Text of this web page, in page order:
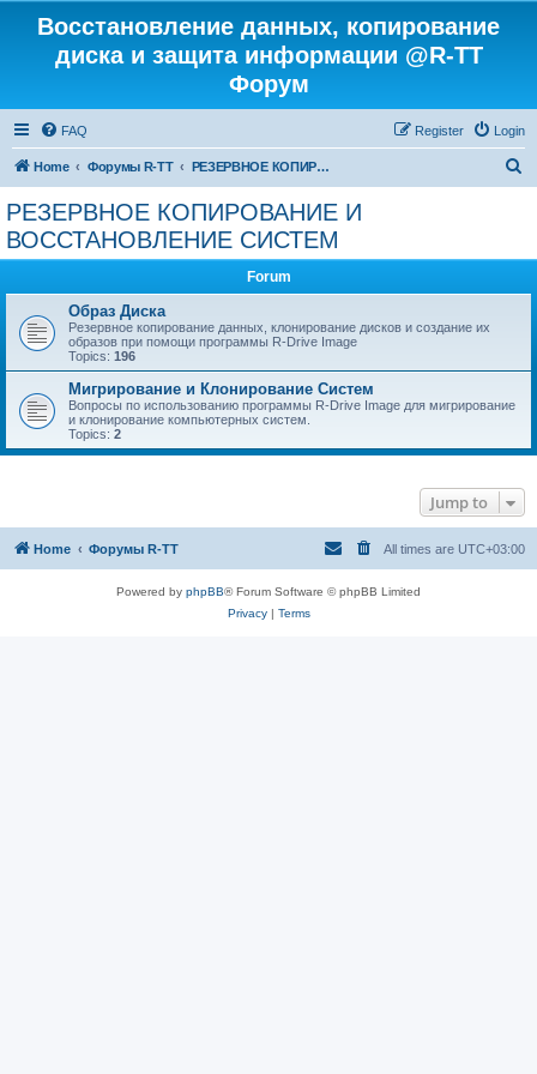
Восстановление данных, копирование
диска и защита информации @R-TT
Форум
FAQ Login
Register
Home Форумы R-TT РЕЗЕРВНОЕ КОПИРОВАНИЕ И ВОССТАНОВЛЕНИЕ СИСТЕМ
РЕЗЕРВНОЕ КОПИРОВАНИЕ И
ВОССТАНОВЛЕНИЕ СИСТЕМ
Forum
Образ Диска
Резервное копирование данных, клонирование дисков и создание их
образов при помощи программы R-Drive Image
Topics: 196
Мигрирование и Клонирование Систем
Вопросы по использованию программы R-Drive Image для мигрирование
и клонирование компьютерных систем.
Topics: 2
Jump to
Home Форумы R-TT All times are UTC+03:00
Powered by phpBB® Forum Software © phpBB Limited
Privacy| Terms